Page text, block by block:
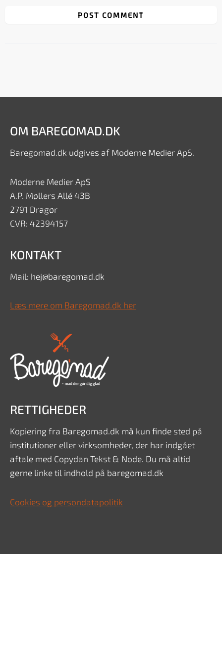
OM BAREGOMAD.DK
Baregomad.dk udgives af Moderne Medier ApS.
Moderne Medier ApS
A.P. Møllers Allé 43B
2791 Dragør
CVR: 42394157
KONTAKT
Mail: hej@baregomad.dk
Læs mere om Baregomad.dk her
RETTIGHEDER
Kopiering fra Baregomad.dk må kun finde sted på
institutioner eller virksomheder, der har indgået
aftale med Copydan Tekst & Node. Du må altid
gerne linke til indhold på baregomad.dk
Cookies og persondatapolitik